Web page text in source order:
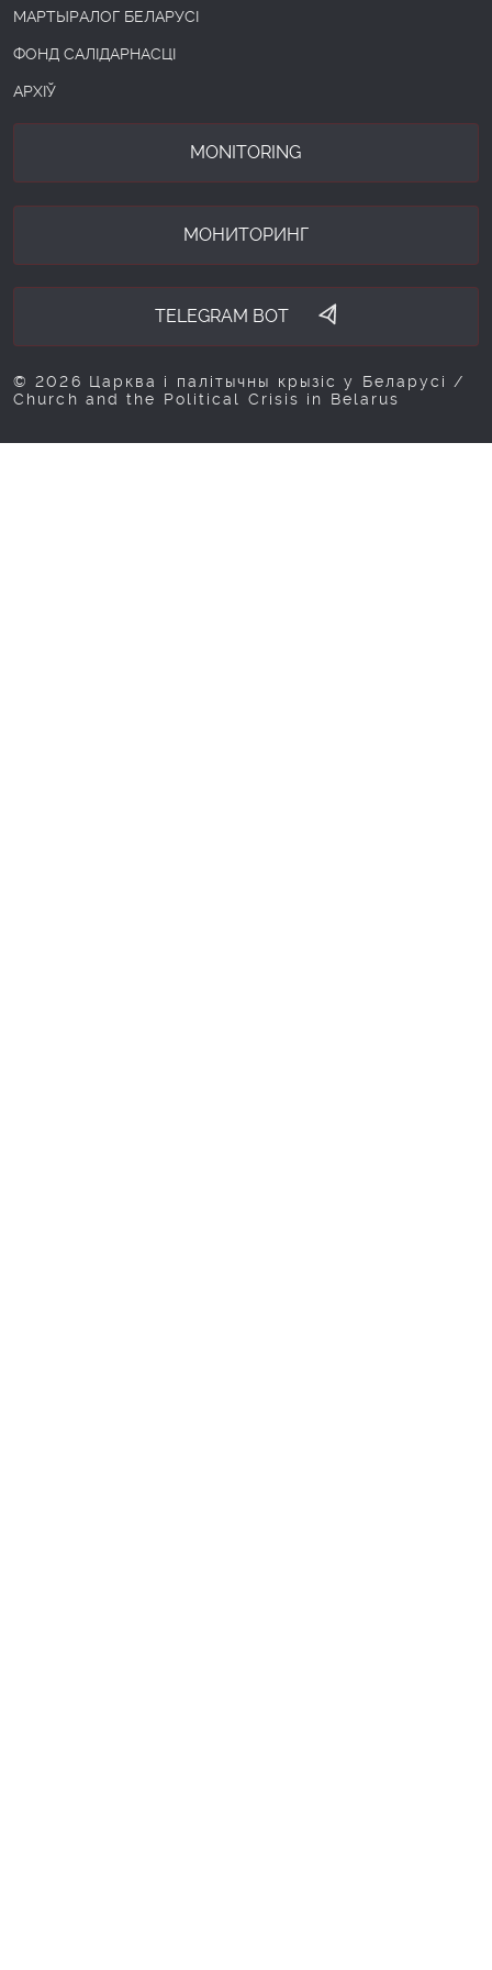
МАРТЫРАЛОГ БЕЛАРУСІ
ФОНД САЛІДАРНАСЦІ
АРХІЎ
MONITORING
МОНИТОРИНГ
TELEGRAM BOT
© 2026 Царква і палітычны крызіс у Беларусі /
Church and the Political Crisis in Belarus